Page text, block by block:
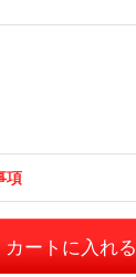
項
カートに入れる